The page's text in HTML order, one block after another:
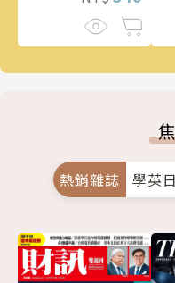
熱銷雜誌 學英